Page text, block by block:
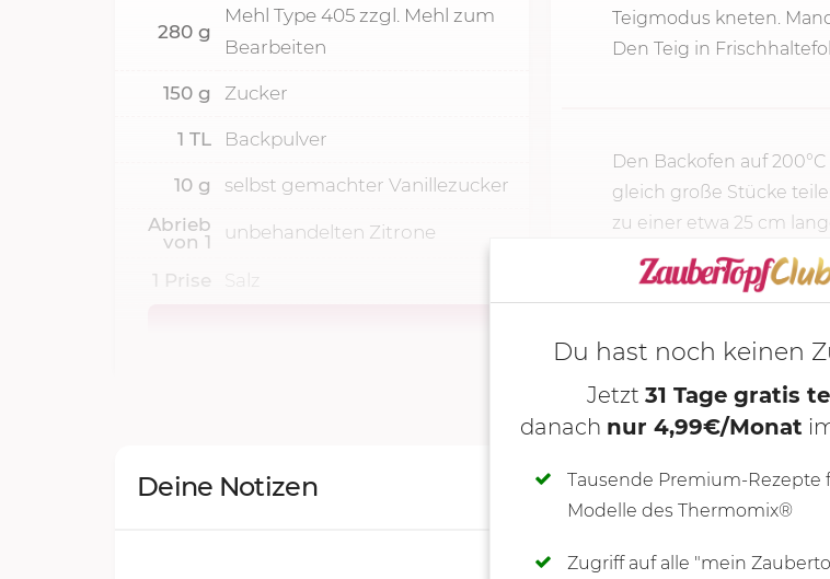
Teigmodus kneten.
Den Teig in
Den Backofen auf
gleich große Stücke
zu einer etwa 25 cm
280 g
Mehl Type 405 zzgl. Mehl zum
Bearbeiten
150 g Zucker
1 TL Backpulver
10 g
selbst gemachter Vanillezucker
Abrieb
von 1 unbehandelten Zitrone
1 Prise
Deine Notizen
SCHREIBE NEUE NOTIZ
Du hast noch keinen
Jetzt 31 Tage gratis
danach nur 4,99€/Monat
Tausende Premium-Rezepte
Modelle des Thermomix®
Zugriff auf alle "mein